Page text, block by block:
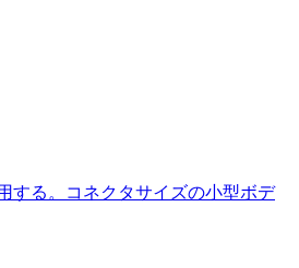
する。コネクタサイズの小型ボデ